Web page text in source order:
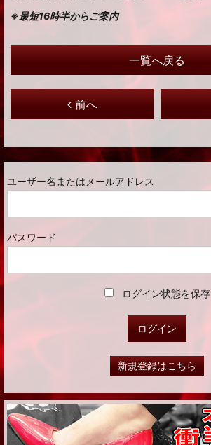
※最短16時半からご案内
前へ
一覧へ戻る
ユーザー名またはメールアドレス
パスワード
ログイン状態を保存
新規登録はこちら